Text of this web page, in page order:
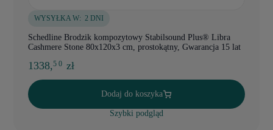
WYSYŁKA W: 2 DNI
Schedline Brodzik kompozytowy Stabilsound Plus® Libra
Cashmere Stone 80x120x3 cm, prostokątny, Gwarancja 15 lat
1338,5 0 zł
Dodaj do koszyka
Szybki podgląd